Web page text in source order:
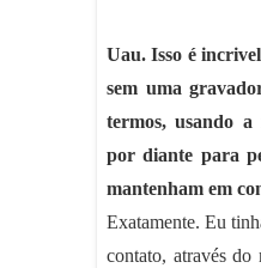
Uau. Isso é
sem uma
termos, usando a
por diante para
mantenham em
Exatamente. Eu
contato, através